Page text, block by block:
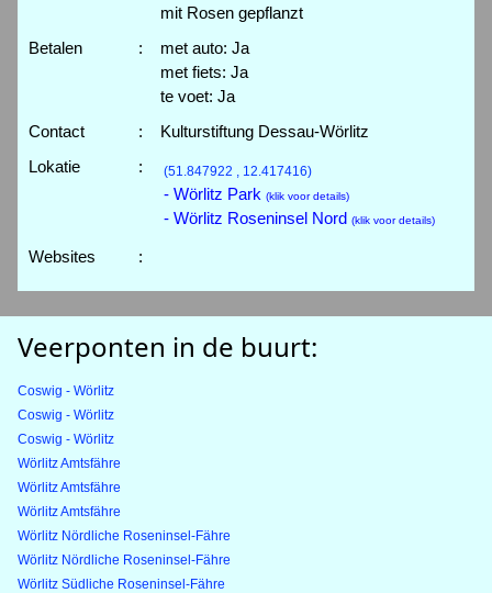
mit Rosen gepflanzt
Betalen
:
met auto: Ja
met fiets: Ja
te voet: Ja
Contact
:
Kulturstiftung Dessau-Wörlitz
Lokatie
: (51.847922 , 12.417416)
- Wörlitz Park (klik voor details)
- Wörlitz Roseninsel Nord (klik voor details)
Websites :
Veerponten in de buurt:
Coswig - Wörlitz
Coswig - Wörlitz
Coswig - Wörlitz
Wörlitz Amtsfähre
Wörlitz Amtsfähre
Wörlitz Amtsfähre
Wörlitz Nördliche Roseninsel-Fähre
Wörlitz Nördliche Roseninsel-Fähre
Wörlitz Südliche Roseninsel-Fähre